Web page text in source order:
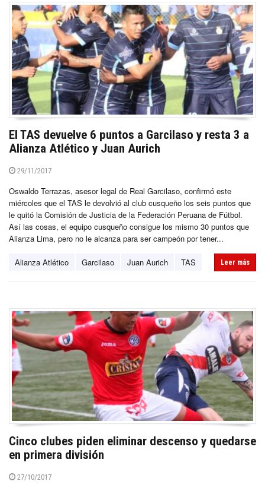
El TAS devuelve 6 puntos a Garcilaso y resta 3 a
Alianza Atlético y Juan Aurich
29/11/2017
Oswaldo Terrazas, asesor legal de Real Garcilaso, confirmó este
miércoles que el TAS le devolvió al club cusqueño los seis puntos que
le quitó la Comisión de Justicia de la Federación Peruana de Fútbol.
Así las cosas, el equipo cusqueño consigue los mismo 30 puntos que
Alianza Lima, pero no le alcanza para ser campeón por tener...
Alianza Atlético Garcilaso Juan Aurich TAS Leer más
Cinco clubes piden eliminar descenso y quedarse
en primera división
27/10/2017